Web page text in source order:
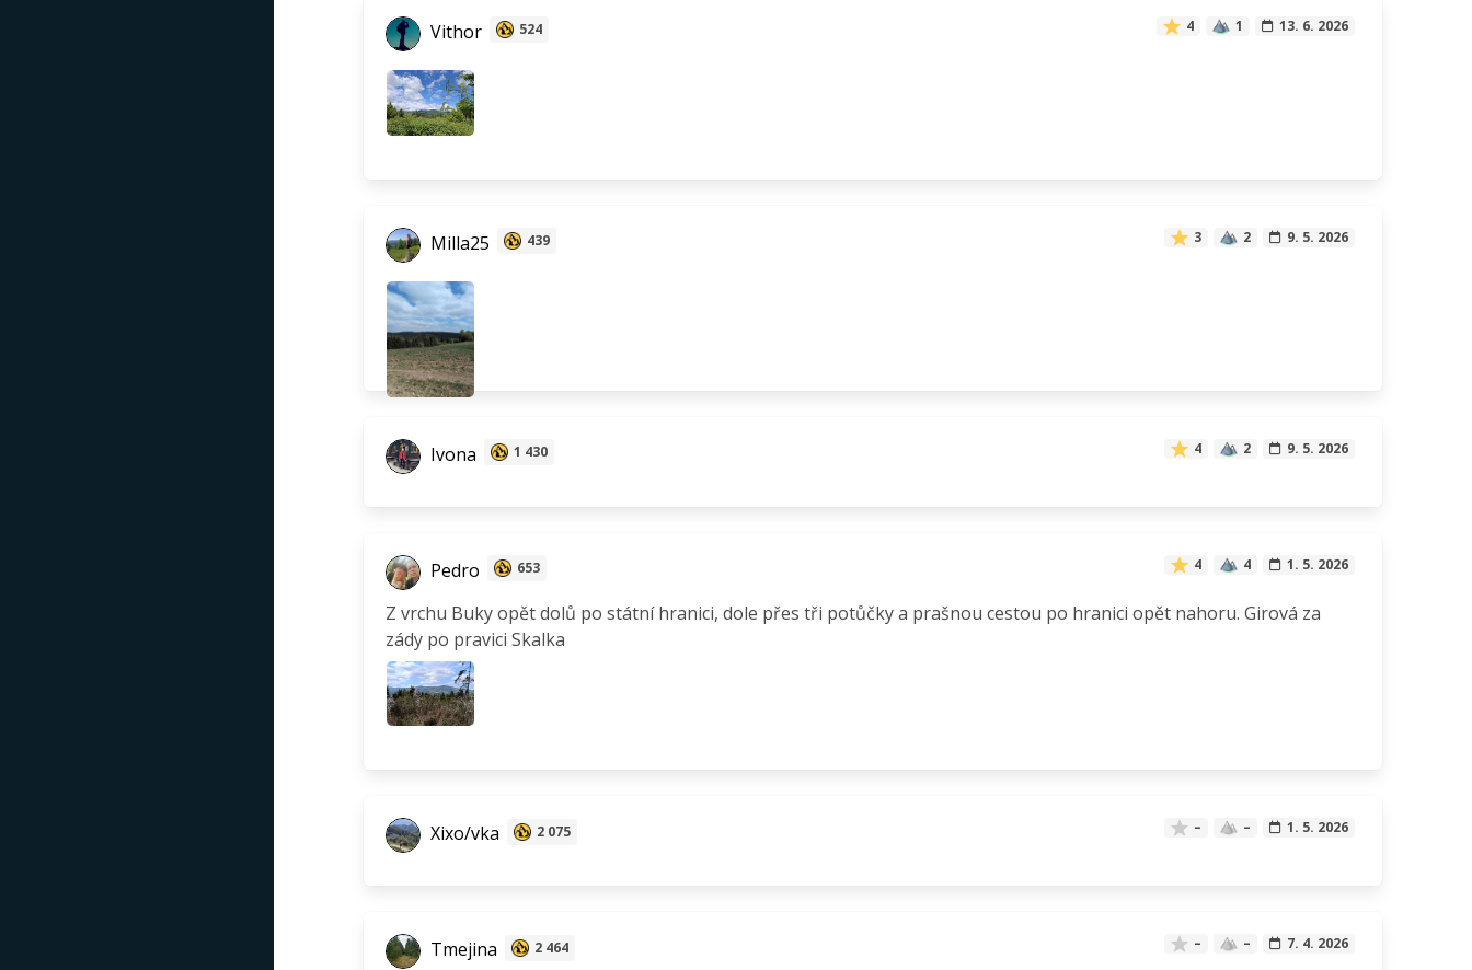
Vithor 524 4 1 13. 6. 2026
Milla25 439 3 2 9. 5. 2026
Ivona 1 430 4 2 9. 5. 2026
Pedro 653 4 4 1. 5. 2026
Z vrchu Buky opět dolů po státní hranici, dole přes tři potůčky a prašnou cestou po hranici opět nahoru. Girová za
zády po pravici Skalka
Xixo/vka 2 075 – – 1. 5. 2026
Tmejina 2 464 – – 7. 4. 2026